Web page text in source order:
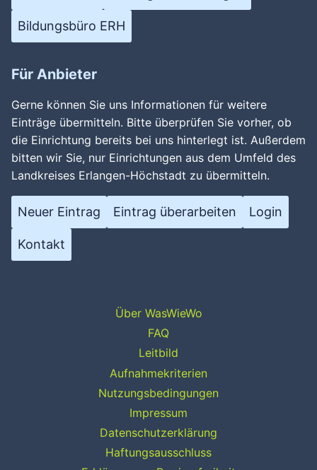
Bildungsbüro ERH
Für Anbieter
Gerne können Sie uns Informationen für weitere
Einträge übermitteln. Bitte überprüfen Sie vorher, ob
die Einrichtung bereits bei uns hinterlegt ist. Außerdem
bitten wir Sie, nur Einrichtungen aus dem Umfeld des
Landkreises Erlangen-Höchstadt zu übermitteln.
Neuer Eintrag Eintrag überarbeiten Login
Kontakt
Über WasWieWo
FAQ
Leitbild
Aufnahmekriterien
Nutzungsbedingungen
Impressum
Datenschutzerklärung
Haftungsausschluss